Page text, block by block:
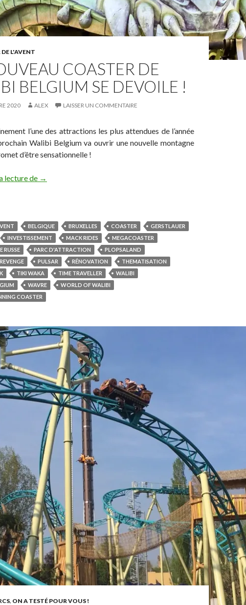
L'AVENT
COASTER DE
BELGIUM SE DEVOILE !
2020 ALEX LAISSER UN COMMENTAIRE
l’une des attractions les plus attendues de l’année
prochain Walibi Belgium va ouvrir une nouvelle montagne
d’être sensationnelle !
lecture de LE NOUVEAU COASTER DE WALIBI BELGIUM SE DEVOILE !
→
BELGIQUE BRUXELLES COASTER
GERSTLAUER
INVESTISSEMENT MACK RIDES
MEGACOASTER
RUSSE
PARC D'ATTRACTION
PLOPSALAND
PULSAR RÉNOVATION
THEMATISATION
TIKI WAKA TIME TRAVELLER
WALIBI
WAVRE
WORLD OF WALIBI
COASTER
, ON A TESTÉ POUR VOUS !